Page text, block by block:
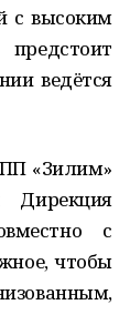
с высоким
ведётся
ПП «Зилим»
с
чтобы